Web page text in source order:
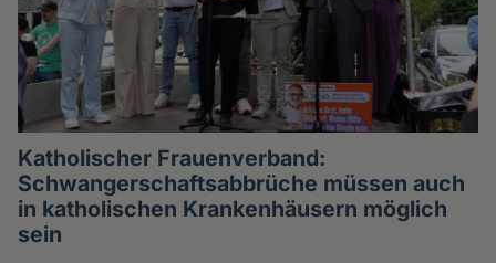
Katholischer Frauenverband:
Schwangerschaftsabbrüche müssen auch
in katholischen Krankenhäusern möglich
sein